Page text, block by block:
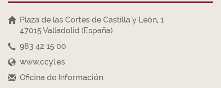
Plaza de las Cortes de Castilla y León, 1
47015 Valladolid (España)
983 42 15 00
www.ccyl.es
Oficina de Información